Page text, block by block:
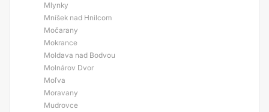
Mlynky
Mníšek nad Hnilcom
Močarany
Mokrance
Moldava nad Bodvou
Molnárov Dvor
Moľva
Moravany
Mudrovce